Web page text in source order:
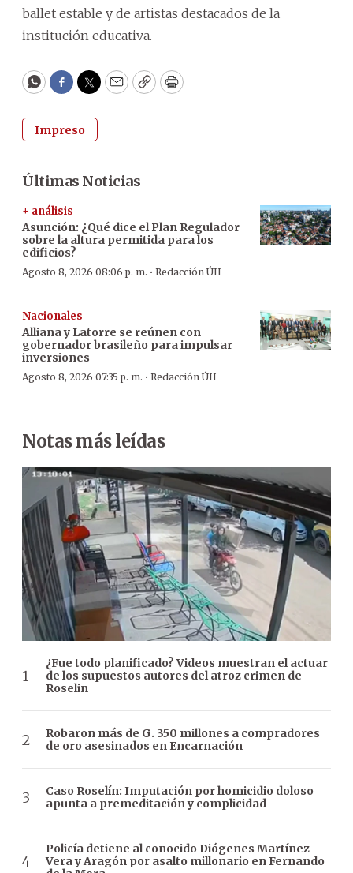
ballet estable y de artistas destacados de la
institución educativa.
WhatsApp
Facebook
Twitter
EmailCopyPrint
Impreso
Últimas Noticias
+ análisis
Asunción: ¿Qué dice el Plan Regulador
sobre la altura permitida para los
edificios?
Agosto 8, 2026 08:06 p. m. · Redacción ÚH
Nacionales
Alliana y Latorre se reúnen con
gobernador brasileño para impulsar
inversiones
Agosto 8, 2026 07:35 p. m. · Redacción ÚH
Notas más leídas
¿Fue todo planificado? Videos muestran el actuar
de los supuestos autores del atroz crimen de
Roselin
Robaron más de G. 350 millones a compradores
de oro asesinados en Encarnación
Caso Roselín: Imputación por homicidio doloso
apunta a premeditación y complicidad
Policía detiene al conocido Diógenes Martínez
Vera y Aragón por asalto millonario en Fernando